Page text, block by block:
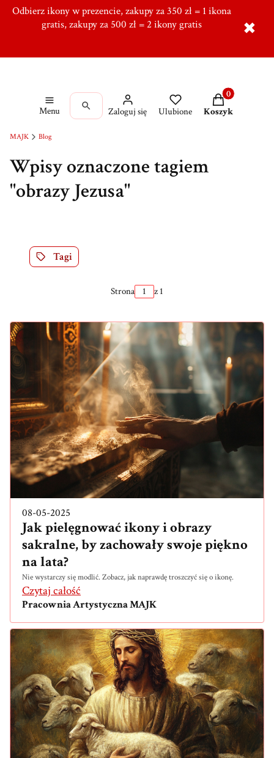
Odbierz ikony w prezencie, zakupy za 350 zł = 1 ikona
gratis, zakupy za 500 zł = 2 ikony gratis
Tworzymy od ponad 10 lat w Ręcznie, Ponad 5000
zadowolonych klientów,Dołącz do naszej grupy! ✖
Menu Zaloguj się Ulubione
Produkty w
Koszyk
MAJK Blog
Wpisy oznaczone tagiem
"obrazy Jezusa"
Tagi
Strona z 1
08-05-2025
Jak pielęgnować ikony i obrazy
sakralne, by zachowały swoje piękno
na lata?
Nie wystarczy się modlić. Zobacz, jak naprawdę troszczyć się o ikonę.
Czytaj całość
Pracownia Artystyczna MAJK